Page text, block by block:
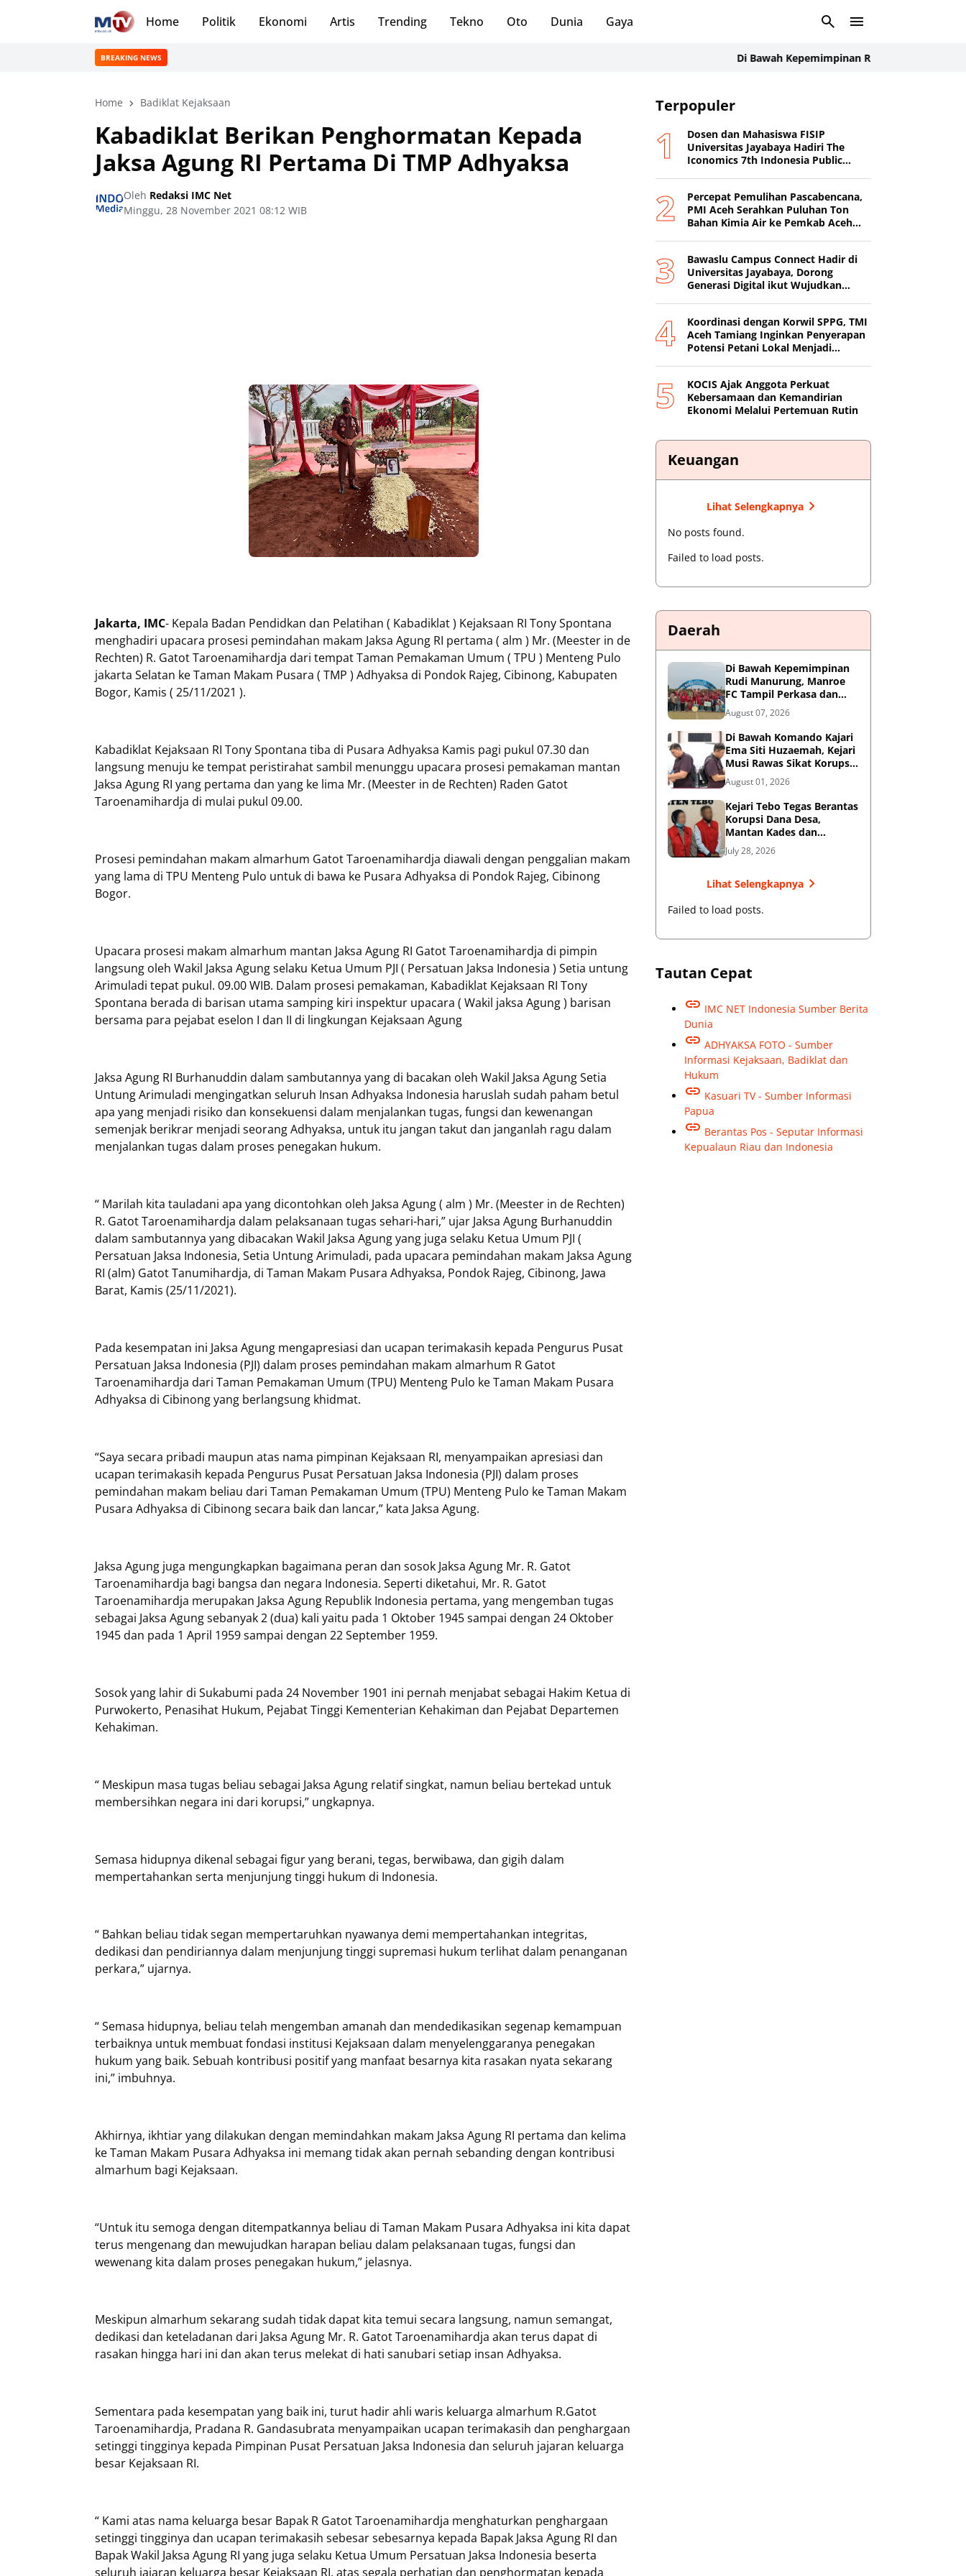
Home Politik Ekonomi Artis Trending Tekno Oto Dunia Gaya
BREAKING NEWS Di Bawah Kepemimpinan Rudi Manurung, Manroe
Home Badiklat Kejaksaan
Kabadiklat Berikan Penghormatan Kepada
Jaksa Agung RI Pertama Di TMP Adhyaksa
Oleh Redaksi IMC Net
Minggu, 28 November 2021 08:12 WIB
Jakarta, IMC- Kepala Badan Pendidkan dan Pelatihan ( Kabadiklat ) Kejaksaan RI Tony Spontana
menghadiri upacara prosesi pemindahan makam Jaksa Agung RI pertama ( alm ) Mr. (Meester in de
Rechten) R. Gatot Taroenamihardja dari tempat Taman Pemakaman Umum ( TPU ) Menteng Pulo
jakarta Selatan ke Taman Makam Pusara ( TMP ) Adhyaksa di Pondok Rajeg, Cibinong, Kabupaten
Bogor, Kamis ( 25/11/2021 ).
Kabadiklat Kejaksaan RI Tony Spontana tiba di Pusara Adhyaksa Kamis pagi pukul 07.30 dan
langsung menuju ke tempat peristirahat sambil menunggu upacara prosesi pemakaman mantan
Jaksa Agung RI yang pertama dan yang ke lima Mr. (Meester in de Rechten) Raden Gatot
Taroenamihardja di mulai pukul 09.00.
Prosesi pemindahan makam almarhum Gatot Taroenamihardja diawali dengan penggalian makam
yang lama di TPU Menteng Pulo untuk di bawa ke Pusara Adhyaksa di Pondok Rajeg, Cibinong
Bogor.
Upacara prosesi makam almarhum mantan Jaksa Agung RI Gatot Taroenamihardja di pimpin
langsung oleh Wakil Jaksa Agung selaku Ketua Umum PJI ( Persatuan Jaksa Indonesia ) Setia untung
Arimuladi tepat pukul. 09.00 WIB. Dalam prosesi pemakaman, Kabadiklat Kejaksaan RI Tony
Spontana berada di barisan utama samping kiri inspektur upacara ( Wakil jaksa Agung ) barisan
bersama para pejabat eselon I dan II di lingkungan Kejaksaan Agung
Jaksa Agung RI Burhanuddin dalam sambutannya yang di bacakan oleh Wakil Jaksa Agung Setia
Untung Arimuladi mengingatkan seluruh Insan Adhyaksa Indonesia haruslah sudah paham betul
apa yang menjadi risiko dan konsekuensi dalam menjalankan tugas, fungsi dan kewenangan
semenjak berikrar menjadi seorang Adhyaksa, untuk itu jangan takut dan janganlah ragu dalam
menjalankan tugas dalam proses penegakan hukum.
“ Marilah kita tauladani apa yang dicontohkan oleh Jaksa Agung ( alm ) Mr. (Meester in de Rechten)
R. Gatot Taroenamihardja dalam pelaksanaan tugas sehari-hari,” ujar Jaksa Agung Burhanuddin
dalam sambutannya yang dibacakan Wakil Jaksa Agung yang juga selaku Ketua Umum PJI (
Persatuan Jaksa Indonesia, Setia Untung Arimuladi, pada upacara pemindahan makam Jaksa Agung
RI (alm) Gatot Tanumihardja, di Taman Makam Pusara Adhyaksa, Pondok Rajeg, Cibinong, Jawa
Barat, Kamis (25/11/2021).
Pada kesempatan ini Jaksa Agung mengapresiasi dan ucapan terimakasih kepada Pengurus Pusat
Persatuan Jaksa Indonesia (PJI) dalam proses pemindahan makam almarhum R Gatot
Taroenamihardja dari Taman Pemakaman Umum (TPU) Menteng Pulo ke Taman Makam Pusara
Adhyaksa di Cibinong yang berlangsung khidmat.
“Saya secara pribadi maupun atas nama pimpinan Kejaksaan RI, menyampaikan apresiasi dan
ucapan terimakasih kepada Pengurus Pusat Persatuan Jaksa Indonesia (PJI) dalam proses
pemindahan makam beliau dari Taman Pemakaman Umum (TPU) Menteng Pulo ke Taman Makam
Pusara Adhyaksa di Cibinong secara baik dan lancar,” kata Jaksa Agung.
Jaksa Agung juga mengungkapkan bagaimana peran dan sosok Jaksa Agung Mr. R. Gatot
Taroenamihardja bagi bangsa dan negara Indonesia. Seperti diketahui, Mr. R. Gatot
Taroenamihardja merupakan Jaksa Agung Republik Indonesia pertama, yang mengemban tugas
sebagai Jaksa Agung sebanyak 2 (dua) kali yaitu pada 1 Oktober 1945 sampai dengan 24 Oktober
1945 dan pada 1 April 1959 sampai dengan 22 September 1959.
Sosok yang lahir di Sukabumi pada 24 November 1901 ini pernah menjabat sebagai Hakim Ketua di
Purwokerto, Penasihat Hukum, Pejabat Tinggi Kementerian Kehakiman dan Pejabat Departemen
Kehakiman.
“ Meskipun masa tugas beliau sebagai Jaksa Agung relatif singkat, namun beliau bertekad untuk
membersihkan negara ini dari korupsi,” ungkapnya.
Semasa hidupnya dikenal sebagai figur yang berani, tegas, berwibawa, dan gigih dalam
mempertahankan serta menjunjung tinggi hukum di Indonesia.
“ Bahkan beliau tidak segan mempertaruhkan nyawanya demi mempertahankan integritas,
dedikasi dan pendiriannya dalam menjunjung tinggi supremasi hukum terlihat dalam penanganan
perkara,” ujarnya.
“ Semasa hidupnya, beliau telah mengemban amanah dan mendedikasikan segenap kemampuan
terbaiknya untuk membuat fondasi institusi Kejaksaan dalam menyelenggaranya penegakan
hukum yang baik. Sebuah kontribusi positif yang manfaat besarnya kita rasakan nyata sekarang
ini,” imbuhnya.
Akhirnya, ikhtiar yang dilakukan dengan memindahkan makam Jaksa Agung RI pertama dan kelima
ke Taman Makam Pusara Adhyaksa ini memang tidak akan pernah sebanding dengan kontribusi
almarhum bagi Kejaksaan.
“Untuk itu semoga dengan ditempatkannya beliau di Taman Makam Pusara Adhyaksa ini kita dapat
terus mengenang dan mewujudkan harapan beliau dalam pelaksanaan tugas, fungsi dan
wewenang kita dalam proses penegakan hukum,” jelasnya.
Meskipun almarhum sekarang sudah tidak dapat kita temui secara langsung, namun semangat,
dedikasi dan keteladanan dari Jaksa Agung Mr. R. Gatot Taroenamihardja akan terus dapat di
rasakan hingga hari ini dan akan terus melekat di hati sanubari setiap insan Adhyaksa.
Sementara pada kesempatan yang baik ini, turut hadir ahli waris keluarga almarhum R.Gatot
Taroenamihardja, Pradana R. Gandasubrata menyampaikan ucapan terimakasih dan penghargaan
setinggi tingginya kepada Pimpinan Pusat Persatuan Jaksa Indonesia dan seluruh jajaran keluarga
besar Kejaksaan RI.
“ Kami atas nama keluarga besar Bapak R Gatot Taroenamihardja menghaturkan penghargaan
setinggi tingginya dan ucapan terimakasih sebesar sebesarnya kepada Bapak Jaksa Agung RI dan
Bapak Wakil Jaksa Agung RI yang juga selaku Ketua Umum Persatuan Jaksa Indonesia beserta
seluruh jajaran keluarga besar Kejaksaan RI, atas segala perhatian dan penghormatan kepada
Terpopuler
Dosen dan Mahasiswa FISIP
Universitas Jayabaya Hadiri The
Iconomics 7th Indonesia Public
Percepat Pemulihan Pascabencana,
PMI Aceh Serahkan Puluhan Ton
Bahan Kimia Air ke Pemkab Aceh
Bawaslu Campus Connect Hadir di
Universitas Jayabaya, Dorong
Generasi Digital ikut Wujudkan
Koordinasi dengan Korwil SPPG, TMI
Aceh Tamiang Inginkan Penyerapan
Potensi Petani Lokal Menjadi
KOCIS Ajak Anggota Perkuat
Kebersamaan dan Kemandirian
Ekonomi Melalui Pertemuan Rutin
Keuangan
Lihat Selengkapnya
No posts found.
Failed to load posts.
Daerah
Di Bawah Kepemimpinan
Rudi Manurung, Manroe
FC Tampil Perkasa dan
Juarai Piala Soeratin U-15
Zona Riau
August 07, 2026
Di Bawah Komando Kajari
Ema Siti Huzaemah, Kejari
Musi Rawas Sikat Korupsi
Dana Sawit, Negara
Selamatkan Rp1,26 Miliar
August 01, 2026
Kejari Tebo Tegas Berantas
Korupsi Dana Desa,
Mantan Kades dan
Bendahara Resmi Jadi
Tersangka
July 28, 2026
Lihat Selengkapnya
Failed to load posts.
Tautan Cepat
IMC NET Indonesia Sumber Berita
Dunia
ADHYAKSA FOTO - Sumber
Informasi Kejaksaan, Badiklat dan
Hukum
Kasuari TV - Sumber Informasi
Papua
Berantas Pos - Seputar Informasi
Kepualaun Riau dan Indonesia